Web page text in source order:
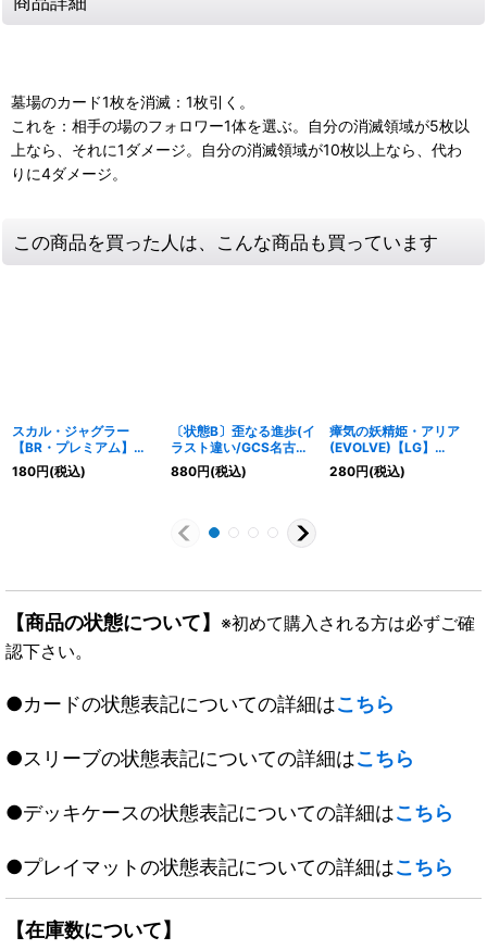
墓場のカード1枚を消滅：1枚引く。
これを：相手の場のフォロワー1体を選ぶ。自分の消滅領域が5枚以
上なら、それに1ダメージ。自分の消滅領域が10枚以上なら、代わ
りに4ダメージ。
この商品を買った人は、こんな商品も買っています
スカル・ジャグラー
【BR・プレミアム】
{CP03-P43}《ウィッ
チ》
180円(税込)
〔状態B〕歪なる進歩(イ
ラスト違い/GCS名古屋)
【PR】{PR-481}《ニュ
ートラル》
880円(税込)
瘴気の妖精姫・アリア
(EVOLVE)【LG】
{BP13-004}《エルフ》
280円(税込)
【商品の状態について】 ※初めて購入される方は必ずご確
認下さい。
●カードの状態表記についての詳細はこちら
●スリーブの状態表記についての詳細はこちら
●デッキケースの状態表記についての詳細はこちら
●プレイマットの状態表記についての詳細はこちら
【在庫数について】